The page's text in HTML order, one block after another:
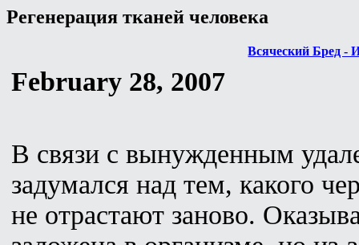
Регенерация тканей человека
Всяческий Бред -
February 28, 2007
В связи с вынужденным
задумался над тем, какого
не отрастают заново.